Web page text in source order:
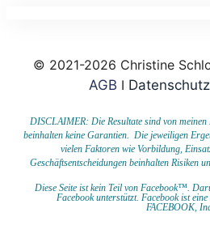
© 2021-2026 Christine
AGB I
DISCLAIMER: Die Resultate sind von
beinhalten keine Garantien. Die jeweiligen
vielen Faktoren wie Vorbildung,
Geschäftsentscheidungen beinhalten Risiken
Diese Seite ist kein Teil von Facebook™.
Facebook unterstützt. Facebook ist
FACEBOOK,